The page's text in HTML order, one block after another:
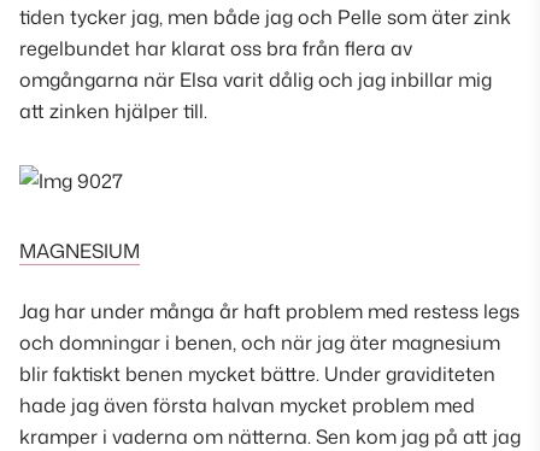
tiden tycker jag, men både jag och Pelle som äter zink
regelbundet har klarat oss bra från flera av
omgångarna när Elsa varit dålig och jag inbillar mig
att zinken hjälper till.
MAGNESIUM
Jag har under många år haft problem med restess legs
och domningar i benen, och när jag äter magnesium
blir faktiskt benen mycket bättre. Under graviditeten
hade jag även första halvan mycket problem med
kramper i vaderna om nätterna. Sen kom jag på att jag